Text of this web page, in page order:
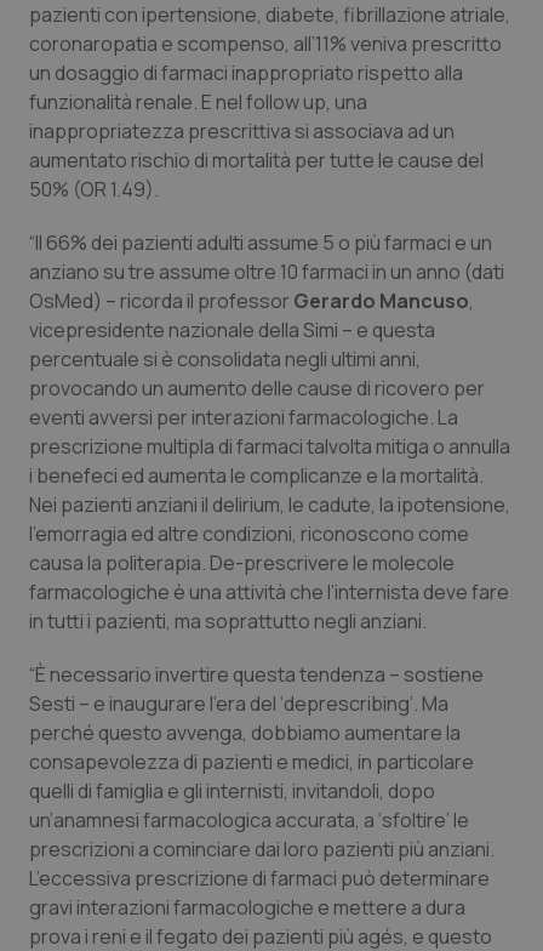
Rene & patologie urogenitali
Salute orale & impianti
Sangue & coagulazione
Tumore al seno
Tumore ovarico
Tumori del Polmone & Testa Collo
Tumori gastrointestinali
Ulcera & Reflusso
Vaccini
pazienti con ipertensione, diabete, fibrillazione atriale,
coronaropatia e scompenso, all’11% veniva prescritto
un dosaggio di farmaci inappropriato rispetto alla
funzionalità renale. E nel follow up, una
inappropriatezza prescrittiva si associava ad un
aumentato rischio di mortalità per tutte le cause del
50% (OR 1.49).
“Il 66% dei pazienti adulti assume 5 o più farmaci e un
anziano su tre assume oltre 10 farmaci in un anno (dati
OsMed) – ricorda il professor Gerardo Mancuso,
vicepresidente nazionale della Simi – e questa
percentuale si è consolidata negli ultimi anni,
provocando un aumento delle cause di ricovero per
eventi avversi per interazioni farmacologiche. La
prescrizione multipla di farmaci talvolta mitiga o annulla
i benefeci ed aumenta le complicanze e la mortalità.
Nei pazienti anziani il delirium, le cadute, la ipotensione,
l’emorragia ed altre condizioni, riconoscono come
causa la politerapia. De-prescrivere le molecole
farmacologiche è una attività che l’internista deve fare
in tutti i pazienti, ma soprattutto negli anziani.
“È necessario invertire questa tendenza – sostiene
Sesti – e inaugurare l’era del ‘deprescribing’. Ma
perché questo avvenga, dobbiamo aumentare la
consapevolezza di pazienti e medici, in particolare
quelli di famiglia e gli internisti, invitandoli, dopo
un’anamnesi farmacologica accurata, a ‘sfoltire’ le
prescrizioni a cominciare dai loro pazienti più anziani.
L’eccessiva prescrizione di farmaci può determinare
gravi interazioni farmacologiche e mettere a dura
prova i reni e il fegato dei pazienti più agés, e questo